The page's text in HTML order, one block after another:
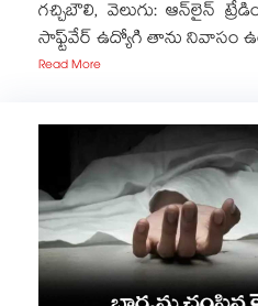
గచ్చిబౌలి, వెలుగు: ఆన్‌‌లైన్‌‌
సాఫ్ట్​వేర్​ ఉద్యోగి తాను నివాసం
Read More